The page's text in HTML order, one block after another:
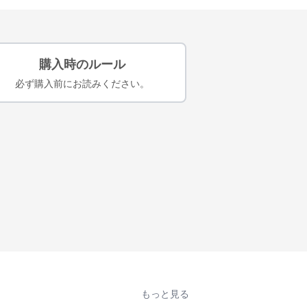
購入時のルール
必ず購入前にお読みください。
もっと見る